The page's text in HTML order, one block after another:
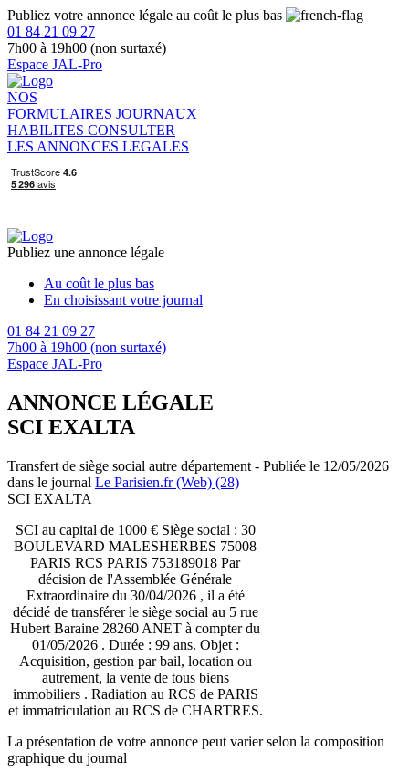
Publiez votre annonce légale au coût le plus bas
01 84 21 09 27
7h00 à 19h00 (non surtaxé)
Espace JAL-Pro
NOS
FORMULAIRES JOURNAUX
HABILITES CONSULTER
LES ANNONCES LEGALES
Publiez une annonce légale
Au coût le plus bas
En choisissant votre journal
01 84 21 09 27
7h00 à 19h00 (non surtaxé)
Espace JAL-Pro
ANNONCE LÉGALE
SCI EXALTA
Transfert de siège social autre département - Publiée le 12/05/2026
dans le journal Le Parisien.fr (Web) (28)
SCI EXALTA
SCI au capital de 1000 € Siège social : 30
BOULEVARD MALESHERBES 75008
PARIS RCS PARIS 753189018 Par
décision de l'Assemblée Générale
Extraordinaire du 30/04/2026 , il a été
décidé de transférer le siège social au 5 rue
Hubert Baraine 28260 ANET à compter du
01/05/2026 . Durée : 99 ans. Objet :
Acquisition, gestion par bail, location ou
autrement, la vente de tous biens
immobiliers . Radiation au RCS de PARIS
et immatriculation au RCS de CHARTRES.
La présentation de votre annonce peut varier selon la composition
graphique du journal